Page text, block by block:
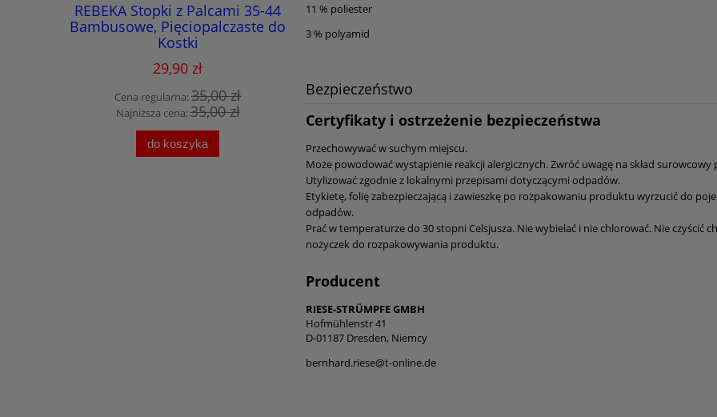
REBEKA Stopki z Palcami 35-44
Bambusowe, Pięciopalczaste do
Kostki
29,90 zł
Cena regularna:35,00 zł
Najniższa cena:35,00 zł
do koszyka
Skarpetki damskie z palcami
pięciopalczaste SKD04 truskawki
Cena regularna:
Najniższa cena: 44,99 zł
do koszyka
Najniższa cena:
11 % poliester
3 % polyamid
Bezpieczeństwo
Certyfikaty i ostrzeżenie bezpieczeństwa
Przechowywać w suchym miejscu.
Może powodować wystąpienie reakcji alergicznych. Zwróć uwagę na skład
Utylizować zgodnie z lokalnymi przepisami dotyczącymi odpadów.
Etykietę, folię zabezpieczającą i zawieszkę po rozpakowaniu produktu wyrzucić do
odpadów.
Prać w temperaturze do 30 stopni Celsjusza. Nie wybielać i nie chlorować. Nie czyścić
nożyczek do rozpakowywania produktu.
Producent
RIESE-STRÜMPFE GMBH
Hofmühlenstr 41
D-01187 Dresden, Niemcy
bernhard.riese@t-online.de